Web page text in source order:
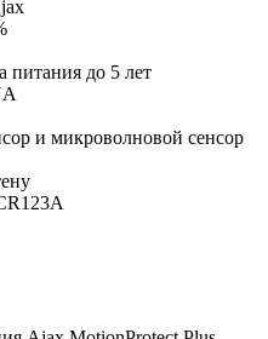
питания до 5 лет
и микроволновой сенсор